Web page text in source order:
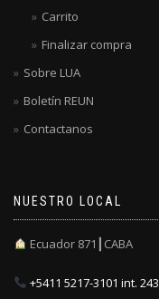
Carrito
Finalizar compra
Sobre LUA
Boletín REUN
Contactanos
NUESTRO LOCAL
Ecuador 871┃CABA
+5411 5217-3101 int. 243